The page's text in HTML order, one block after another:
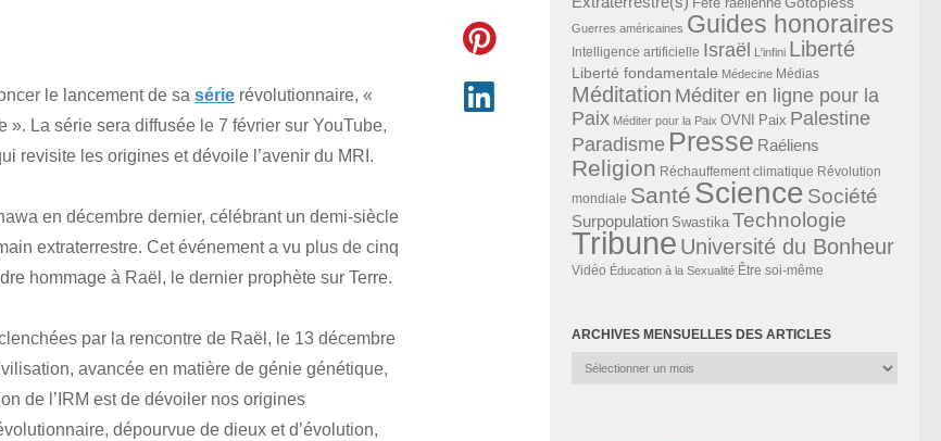
le lancement de sa série révolutionnaire, «
La série sera diffusée le 7 février sur YouTube,
revisite les origines et dévoile l’avenir du MRI.
en décembre dernier, célébrant un demi-siècle
extraterrestre. Cet événement a vu plus de cinq
hommage à Raël, le dernier prophète sur Terre.
par la rencontre de Raël, le 13 décembre
avancée en matière de génie génétique,
de l’IRM est de dévoiler nos origines
dépourvue de dieux et d’évolution,
Fête raélienne
Guerres américaines Guides honoraires
Intelligence artificielle Israël L'infini Liberté
Liberté fondamentale Médecine Médias
Méditation Méditer en ligne pour la
Paix Méditer pour la Paix OVNI Paix Palestine
Paradisme Presse Raéliens
Religion Réchauffement climatique Révolution
mondiale Santé Science Société
Surpopulation Swastika Technologie
Tribune Université du Bonheur
Vidéo Éducation à la Sexualité Être soi-même
ARCHIVES MENSUELLES DES ARTICLES
Archives